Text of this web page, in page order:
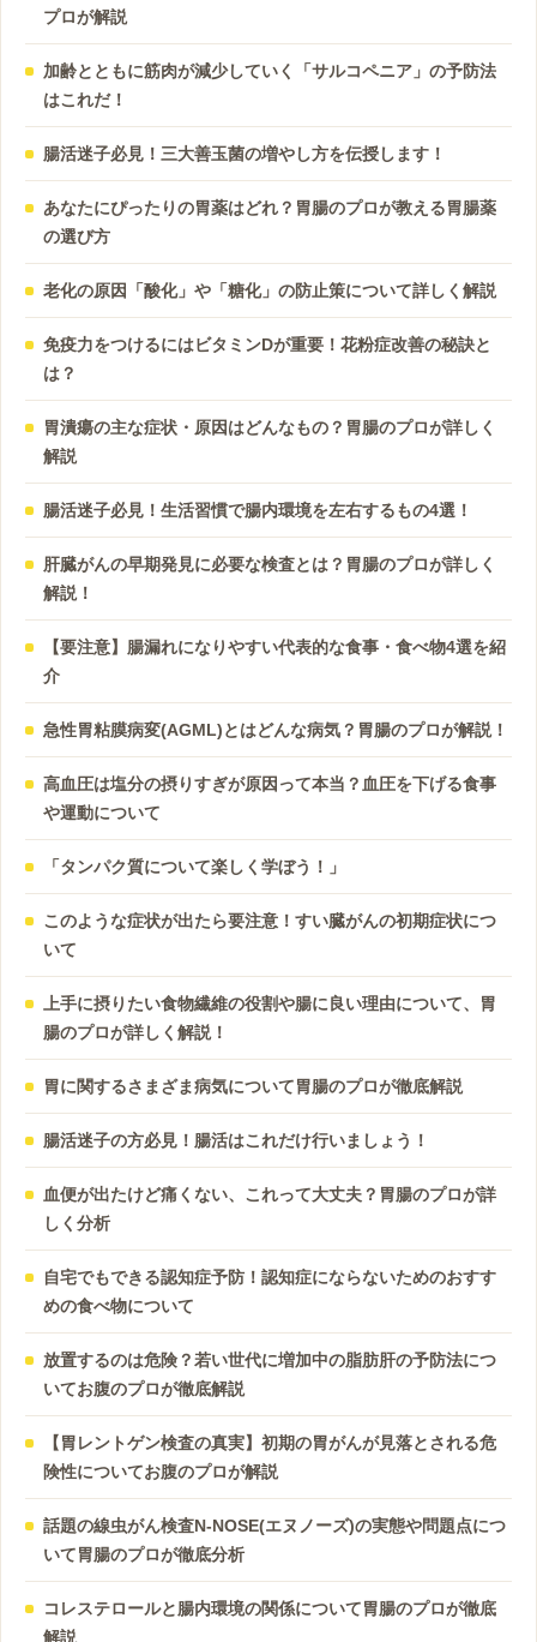
プロが解説
加齢とともに筋肉が減少していく「サルコペニア」の予防法
はこれだ！
腸活迷子必見！三大善玉菌の増やし方を伝授します！
あなたにぴったりの胃薬はどれ？胃腸のプロが教える胃腸薬
の選び方
老化の原因「酸化」や「糖化」の防止策について詳しく解説
免疫力をつけるにはビタミンDが重要！花粉症改善の秘訣と
は？
胃潰瘍の主な症状・原因はどんなもの？胃腸のプロが詳しく
解説
腸活迷子必見！生活習慣で腸内環境を左右するもの4選！
肝臓がんの早期発見に必要な検査とは？胃腸のプロが詳しく
解説！
【要注意】腸漏れになりやすい代表的な食事・食べ物4選を紹
介
急性胃粘膜病変(AGML)とはどんな病気？胃腸のプロが解説！
高血圧は塩分の摂りすぎが原因って本当？血圧を下げる食事
や運動について
「タンパク質について楽しく学ぼう！」
このような症状が出たら要注意！すい臓がんの初期症状につ
いて
上手に摂りたい食物繊維の役割や腸に良い理由について、胃
腸のプロが詳しく解説！
胃に関するさまざま病気について胃腸のプロが徹底解説
腸活迷子の方必見！腸活はこれだけ行いましょう！
血便が出たけど痛くない、これって大丈夫？胃腸のプロが詳
しく分析
自宅でもできる認知症予防！認知症にならないためのおすす
めの食べ物について
放置するのは危険？若い世代に増加中の脂肪肝の予防法につ
いてお腹のプロが徹底解説
【胃レントゲン検査の真実】初期の胃がんが見落とされる危
険性についてお腹のプロが解説
話題の線虫がん検査N-NOSE(エヌノーズ)の実態や問題点につ
いて胃腸のプロが徹底分析
コレステロールと腸内環境の関係について胃腸のプロが徹底
解説